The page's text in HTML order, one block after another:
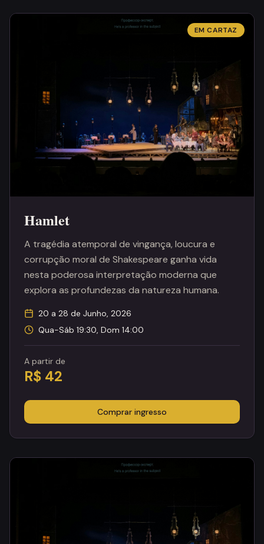
EM CARTAZ
Hamlet
A tragédia atemporal de vingança, loucura e
corrupção moral de Shakespeare ganha vida
nesta poderosa interpretação moderna que
explora as profundezas da natureza humana.
20 a 28 de Junho, 2026
Qua-Sáb 19:30, Dom 14:00
A partir de
R$ 42
Comprar ingresso